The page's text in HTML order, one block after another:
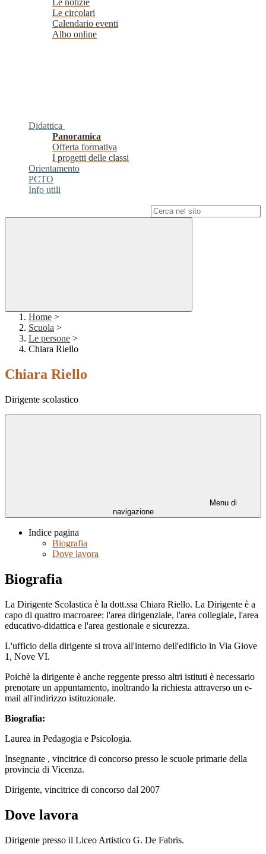
Le notizie
Le circolari
Calendario eventi
Albo online
Didattica
Panoramica
Offerta formativa
I progetti delle classi
Orientamento
PCTO
Info utili
Home >
Scuola >
Le persone >
Chiara Riello
Chiara Riello
Dirigente scolastico
Menu di
navigazione
Indice pagina
Biografia
Dove lavora
Biografia
La Dirigente Scolastica è la dott.ssa Chiara Riello. La Dirigente è a
capo di quattro macroaree: l'area dirigenziale, l'area collegiale, l'area
educativo-didattica e l'area gestionale e sicurezza.
L'ufficio della dirigente si trova all'interno dell'edificio in Via Giove
1, Nove VI.
Poichè la dirigente è anche reggente presso altri istituti è necessario
prenotare un appuntamento, inoltrando la richiesta attraverso un e-
mail all'indirizzo istituzionale.
Biografia:
Laurea in Pedagogia e Psicologia.
Insegnante , vincitrice di concorso presso le scuole primarie della
provincia di Vicenza.
Dirigente, vincitrice di concorso dal 2007
Dove lavora
Dirigente presso il Liceo Artistico G. De Fabris.